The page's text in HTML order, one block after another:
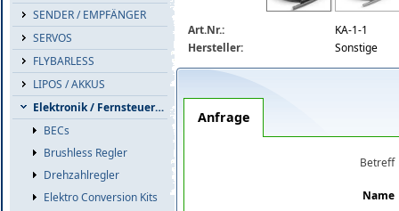
SENDER / EMPFÄNGER
SERVOS
FLYBARLESS
LIPOS / AKKUS
Elektronik / Fernsteuerzub.
BECs
Brushless Regler
Drehzahlregler
Elektro Conversion Kits
Art.Nr.:
KA-1-1
Hersteller:
Sonstige
Anfrage
Betreff
Name